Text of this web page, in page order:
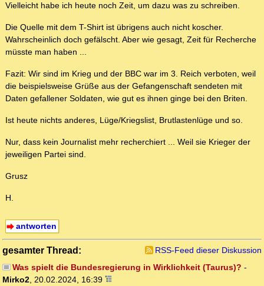
Vielleicht habe ich heute noch Zeit, um dazu was zu schreiben.
Die Quelle mit dem T-Shirt ist übrigens auch nicht koscher.
Wahrscheinlich doch gefälscht. Aber wie gesagt, Zeit für Recherche
müsste man haben ...
Fazit: Wir sind im Krieg und der BBC war im 3. Reich verboten, weil
die beispielsweise Grüße aus der Gefangenschaft sendeten mit
Daten gefallener Soldaten, wie gut es ihnen ginge bei den Briten.
Ist heute nichts anderes, Lüge/Kriegslist, Brutlastenlüge und so.
Nur, dass kein Journalist mehr recherchiert ... Weil sie Krieger der
jeweiligen Partei sind.
Grusz
H.
antworten
gesamter Thread:
RSS-Feed dieser Diskussion
Was spielt die Bundesregierung in Wirklichkeit (Taurus)? -
Mirko2, 20.02.2024, 16:39